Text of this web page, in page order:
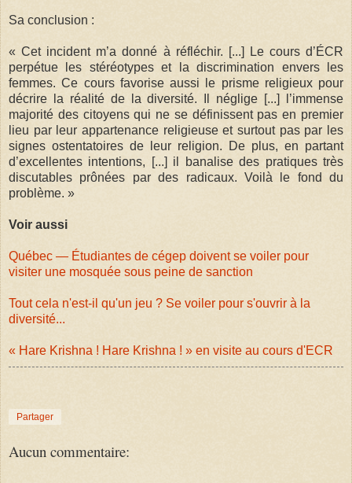
Sa conclusion :
« Cet incident m’a donné à réfléchir. [...] Le cours d’ÉCR
perpétue les stéréotypes et la discrimination envers les
femmes. Ce cours favorise aussi le prisme religieux pour
décrire la réalité de la diversité. Il néglige [...] l’immense
majorité des citoyens qui ne se définissent pas en premier
lieu par leur appartenance religieuse et surtout pas par les
signes ostentatoires de leur religion. De plus, en partant
d’excellentes intentions, [...] il banalise des pratiques très
discutables prônées par des radicaux. Voilà le fond du
problème. »
Voir aussi
Québec — Étudiantes de cégep doivent se voiler pour
visiter une mosquée sous peine de sanction
Tout cela n'est-il qu'un jeu ? Se voiler pour s'ouvrir à la
diversité...
« Hare Krishna ! Hare Krishna ! » en visite au cours d'ECR
Partager
Aucun commentaire: